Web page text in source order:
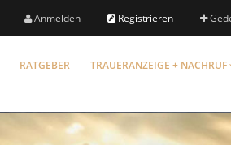
Anmelden Registrieren
RATGEBER TRAUERANZEIGE + NACHRUF